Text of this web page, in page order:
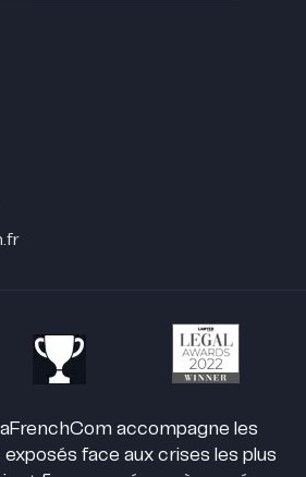
accompagne les
face aux crises les plus